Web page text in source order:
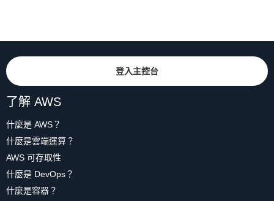
登入主控台
了解 AWS
什麼是 AWS？
什麼是雲端運算？
AWS 可存取性
什麼是 DevOps？
什麼是容器？